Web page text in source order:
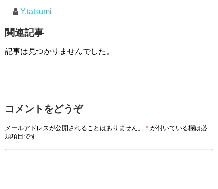
Y.tatsumi
関連記事
記事は見つかりませんでした。
コメントをどうぞ
メールアドレスが公開されることはありません。 * が付いている欄は必
須項目です